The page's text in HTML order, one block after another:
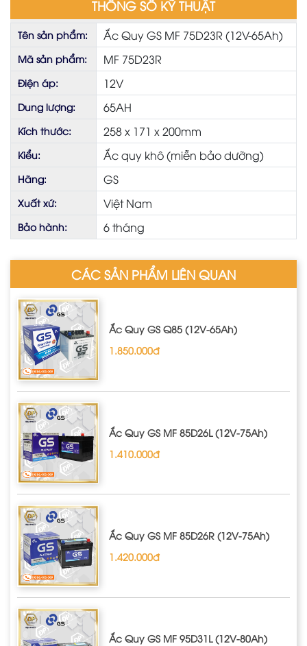
THÔNG SỐ KỸ THUẬT
Tên sản phẩm: Ắc Quy GS MF 75D23R (12V-65Ah)
Mã sản phẩm: MF 75D23R
Điện áp: 12V
Dung lượng: 65AH
Kích thước: 258 x 171 x 200mm
Kiểu: Ắc quy khô (miễn bảo dưỡng)
Hãng: GS
Xuất xứ: Việt Nam
Bảo hành: 6 tháng
CÁC SẢN PHẨM LIÊN QUAN
Ắc Quy GS Q85 (12V-65Ah)
1.850.000đ
Ắc Quy GS MF 85D26L (12V-75Ah)
1.410.000đ
Ắc Quy GS MF 85D26R (12V-75Ah)
1.420.000đ
Ắc Quy GS MF 95D31L (12V-80Ah)